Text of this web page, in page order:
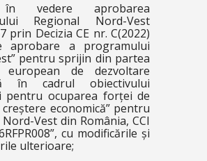
vedere aprobarea
Regional Nord-Vest
prin Decizia CE nr. C(2022)
aprobare a programului
pentru sprijin din partea
european de dezvoltare
în cadrul obiectivului
pentru ocuparea forței de
economică” pentru
Vest din România, CCI
cu modificările și
ulterioare;